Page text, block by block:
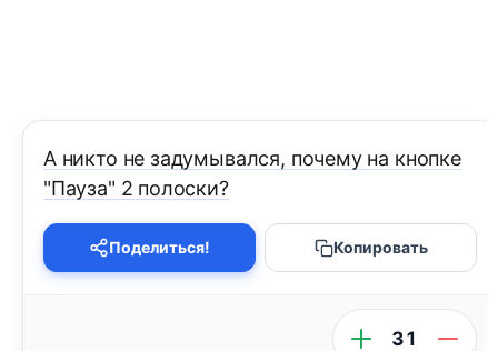
А никто не задумывался, почему на кнопке
"Пауза" 2 полоски?
Поделиться! Копировать
31